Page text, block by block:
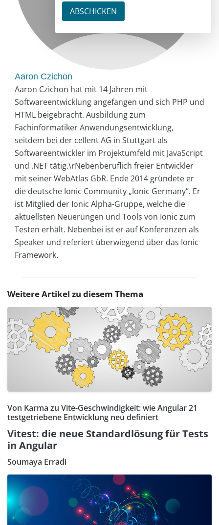
Aaron Czichon
Aaron Czichon hat mit 14 Jahren mit
Softwareentwicklung angefangen und sich PHP und
HTML beigebracht. Ausbildung zum
Fachinformatiker Anwendungsentwicklung,
seitdem bei der cellent AG in Stuttgart als
Softwareentwickler im Projektumfeld mit JavaScript
und .NET tätig.\rNebenberuflich freier Entwickler
mit seiner WebAtlas GbR. Ende 2014 gründete er
die deutsche Ionic Community „Ionic Germany“. Er
ist Mitglied der Ionic Alpha-Gruppe, welche die
aktuellsten Neuerungen und Tools von Ionic zum
Testen erhält. Nebenbei ist er auf Konferenzen als
Speaker und referiert überwiegend über das Ionic
Framework.
Weitere Artikel zu diesem Thema
Von Karma zu Vite-Geschwindigkeit: wie Angular 21
testgetriebene Entwicklung neu definiert
Vitest: die neue Standardlösung für Tests
in Angular
Soumaya Erradi